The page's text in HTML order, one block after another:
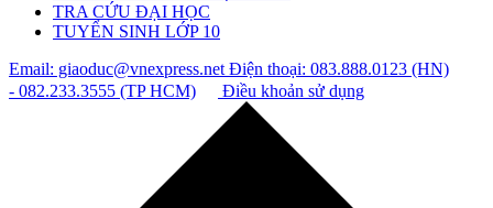
TRA CỨU ĐẠI HỌC
TUYỂN SINH LỚP 10
Email: giaoduc@vnexpress.netĐiện thoại: 083.888.0123 (HN)
- 082.233.3555 (TP HCM)
Điều khoản sử dụng